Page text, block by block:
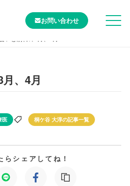
お問い合わせ
、4月
医 桐ケ谷 大淳の記事一覧
らシェアしてね！